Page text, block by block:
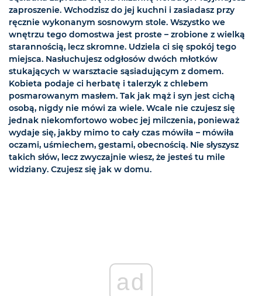
zaproszenie. Wchodzisz do jej kuchni i zasiadasz przy
ręcznie wykonanym sosnowym stole. Wszystko we
wnętrzu tego domostwa jest proste – zrobione z wielką
starannością, lecz skromne. Udziela ci się spokój tego
miejsca. Nasłuchujesz odgłosów dwóch młotków
stukających w warsztacie sąsiadującym z domem.
Kobieta podaje ci herbatę i talerzyk z chlebem
posmarowanym masłem. Tak jak mąż i syn jest cichą
osobą, nigdy nie mówi za wiele. Wcale nie czujesz się
jednak niekomfortowo wobec jej milczenia, ponieważ
wydaje się, jakby mimo to cały czas mówiła – mówiła
oczami, uśmiechem, gestami, obecnością. Nie słyszysz
takich słów, lecz zwyczajnie wiesz, że jesteś tu mile
widziany. Czujesz się jak w domu.
ad